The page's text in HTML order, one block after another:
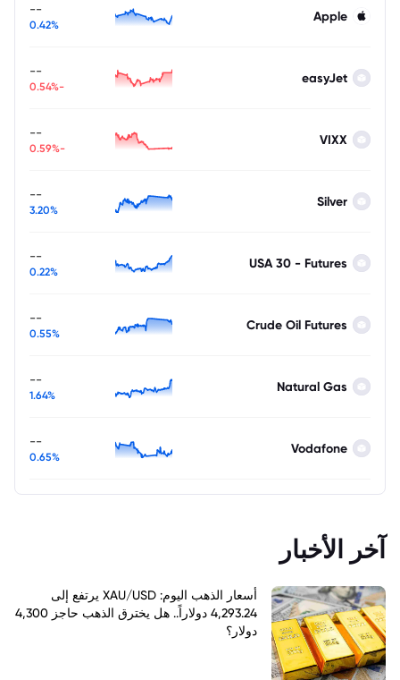
Apple
--
0.42%
easyJet
--
-0.54%
VIXX
--
-0.59%
Silver
--
3.20%
USA 30 - Futures
--
0.22%
Crude Oil Futures
--
0.55%
Natural Gas
--
1.64%
Vodafone
--
0.65%
آخر الأخبار
أسعار الذهب اليوم: XAU/USD يرتفع إلى
4,293.24 دولاراً.. هل يخترق الذهب حاجز 4,300
دولار؟